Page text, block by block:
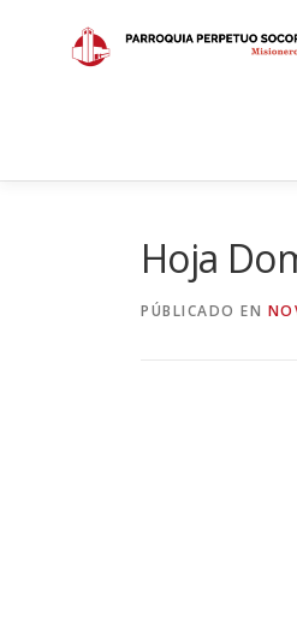
contenido
Hoja
PÚBLICADO EN